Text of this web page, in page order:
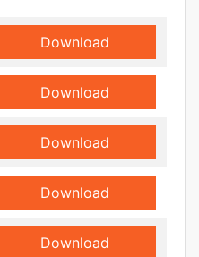
Download
Download
Download
Download
Download